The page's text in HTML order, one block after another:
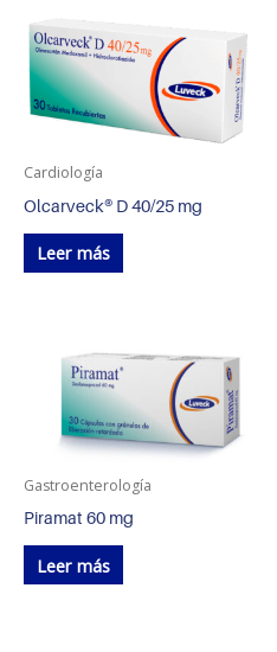
Cardiología
Olcarveck® D 40/25 mg
Leer más
Gastroenterología
Piramat 60 mg
Leer más